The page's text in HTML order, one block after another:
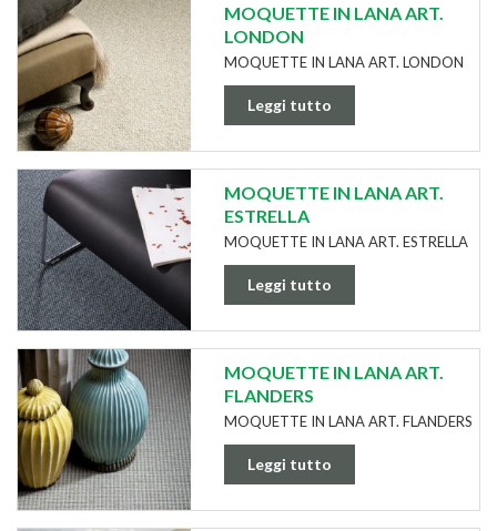
MOQUETTE IN LANA ART.
LONDON
MOQUETTE IN LANA ART. LONDON
Leggi tutto
MOQUETTE IN LANA ART.
ESTRELLA
MOQUETTE IN LANA ART. ESTRELLA
Leggi tutto
MOQUETTE IN LANA ART.
FLANDERS
MOQUETTE IN LANA ART. FLANDERS
Leggi tutto